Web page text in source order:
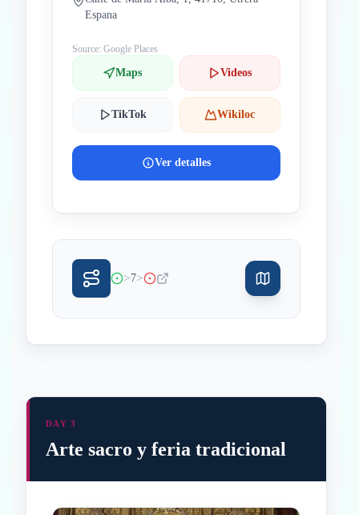
Espana
Source: Google Places
Maps Videos
TikTok Wikiloc
Ver detalles
>7>
DAY 3
Arte sacro y feria tradicional